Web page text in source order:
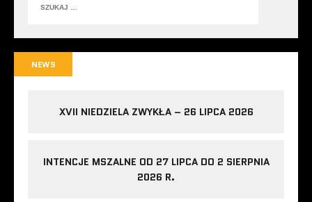
NEWS
XVII NIEDZIELA ZWYKŁA – 26 LIPCA 2026
INTENCJE MSZALNE OD 27 LIPCA DO 2 SIERPNIA
2026 R.